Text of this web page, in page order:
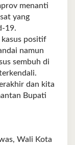
menanti
yang
19.
kasus positif
namun
sembuh di
dan kita
Bupati
Wali Kota